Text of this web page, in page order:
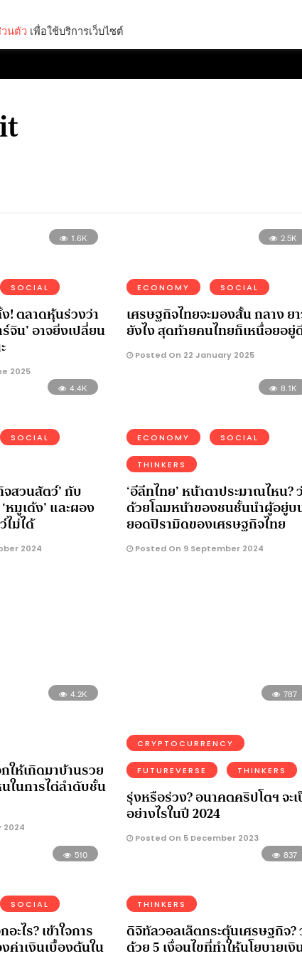
1.6K
SOCIAL
! ตลาดหุ้นร่วงว่า
น’ อาจยิ่งเปลี่ยน
2025
2.5K
ECONOMY SOCIAL
เศรษฐกิจไทยจะมองสั้น กลาง ย
ยังไง สุดท้ายคนไทยก็เหนื่อยอยู่
Posted On 22 January 2025
4.4K
SOCIAL
จสวนสัตว์’ กับ
มูเด้ง’ และผอง
ไม่ได้
2024
8.1K
ECONOMY SOCIAL
THINKERS
‘อีลีทไทย’ หน้าตาประมาณไหน?
ด้วยโฉมหน้าของชนชั้นนำผู้อยู่บ
ยอดปิรามิดของเศรษฐกิจไทย
Posted On 9 September 2024
4.2K
ให้เกิดมาบ้านรวย
ในการไต่ลำดับชั้น
2024
787
CRYPTOCURRENCY
FUTUREVERSE THINKERS
รุ่งหรือร่วง? อนาคตคริปโตฯ จะ
อย่างไรในปี 2024
Posted On 5 December 2023
510
SOCIAL
ะไร? เข้าใจการ
ค่าเงินเบื้องต้นใน
837
THINKERS
ดิจิทัลวอลเล็ตกระตุ้นเศรษฐกิจ?
ด้วย 5 เงื่อนไขที่ทำให้นโยบายเงิ
นตัว เพื่อใช้บริการเว็บไซต์